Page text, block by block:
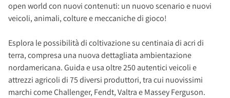
open world con nuovi contenuti: un nuovo scenario e nuovi
veicoli, animali, colture e meccaniche di gioco!
Esplora le possibilità di coltivazione su centinaia di acri di
terra, compresa una nuova dettagliata ambientazione
nordamericana. Guida e usa oltre 250 autentici veicoli e
attrezzi agricoli di 75 diversi produttori, tra cui nuovissimi
marchi come Challenger, Fendt, Valtra e Massey Ferguson.